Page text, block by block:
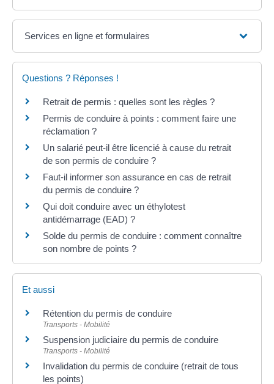
Services en ligne et formulaires
Questions ? Réponses !
Retrait de permis : quelles sont les règles ?
Permis de conduire à points : comment faire une
réclamation ?
Un salarié peut-il être licencié à cause du retrait
de son permis de conduire ?
Faut-il informer son assurance en cas de retrait
du permis de conduire ?
Qui doit conduire avec un éthylotest
antidémarrage (EAD) ?
Solde du permis de conduire : comment connaître
son nombre de points ?
Et aussi
Rétention du permis de conduire
Transports - Mobilité
Suspension judiciaire du permis de conduire
Transports - Mobilité
Invalidation du permis de conduire (retrait de tous
les points)